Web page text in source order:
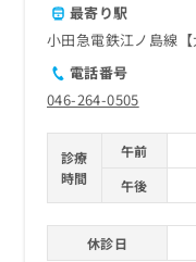
最寄り駅
小田急電鉄江ノ島線【
電話番号
046-264-0505
診療
時間
午前
午後
休診日